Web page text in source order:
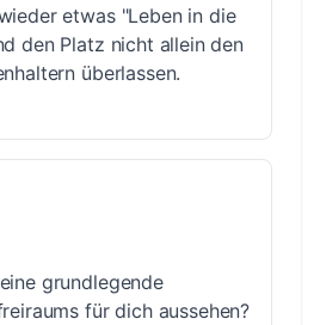
etwas "Leben in die
den Platz nicht allein den
überlassen.
grundlegende
für dich aussehen?